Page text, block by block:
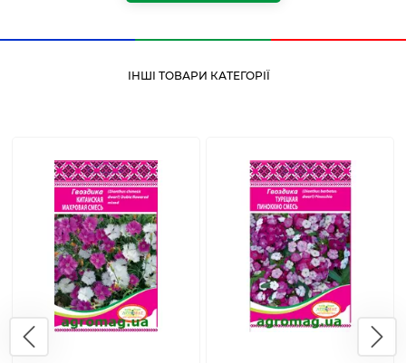
ІНШІ ТОВАРИ КАТЕГОРІЇ